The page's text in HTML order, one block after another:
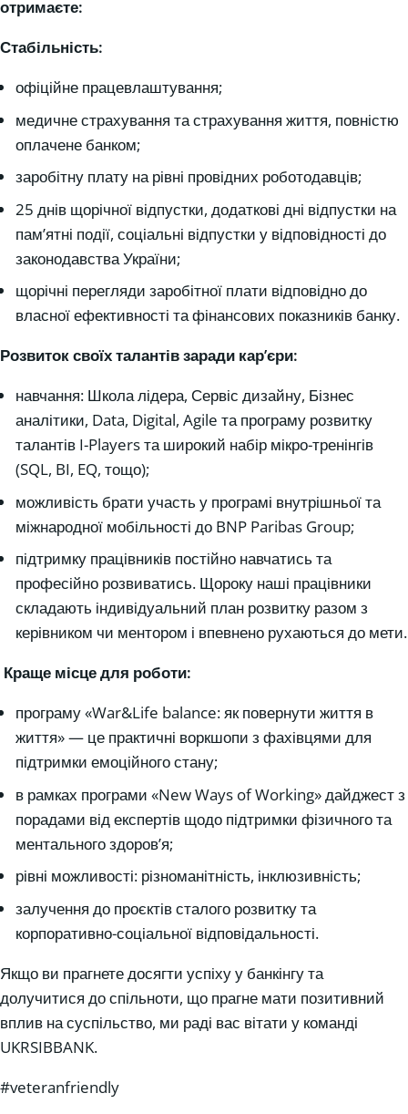
отримаєте:
Стабільність:
офіційне працевлаштування;
медичне страхування та страхування життя, повністю
оплачене банком;
заробітну плату на рівні провідних роботодавців;
25 днів щорічної відпустки, додаткові дні відпустки на
пам’ятні події, соціальні відпустки у відповідності до
законодавства України;
щорічні перегляди заробітної плати відповідно до
власної ефективності та фінансових показників банку.
Розвиток своїх талантів заради кар’єри:
навчання: Школа лідера, Сервіс дизайну, Бізнес
аналітики, Data, Digital, Agile та програму розвитку
талантів I-Players та широкий набір мікро-тренінгів
(SQL, BI, EQ, тощо);
можливість брати участь у програмі внутрішньої та
міжнародної мобільності до BNP Paribas Group;
підтримку працівників постійно навчатись та
професійно розвиватись. Щороку наші працівники
складають індивідуальний план розвитку разом з
керівником чи ментором і впевнено рухаються до мети.
Краще місце для роботи:
програму «War&Life balance: як повернути життя в
життя» — це практичні воркшопи з фахівцями для
підтримки емоційного стану;
в рамках програми «New Ways of Working» дайджест з
порадами від експертів щодо підтримки фізичного та
ментального здоров’я;
рівні можливості: різноманітність, інклюзивність;
залучення до проєктів сталого розвитку та
корпоративно-соціальної відповідальності.
Якщо ви прагнете досягти успіху у банкінгу та
долучитися до спільноти, що прагне мати позитивний
вплив на суспільство, ми раді вас вітати у команді
UKRSIBBANK.
#veteranfriendly